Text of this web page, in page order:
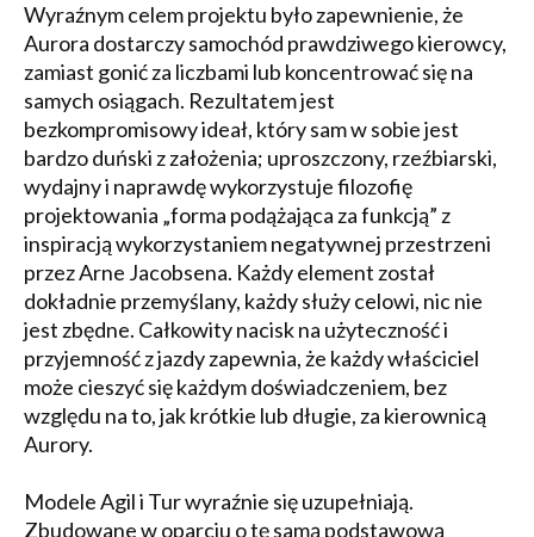
Wyraźnym celem projektu było zapewnienie, że
Aurora dostarczy samochód prawdziwego kierowcy,
zamiast gonić za liczbami lub koncentrować się na
samych osiągach. Rezultatem jest
bezkompromisowy ideał, który sam w sobie jest
bardzo duński z założenia; uproszczony, rzeźbiarski,
wydajny i naprawdę wykorzystuje filozofię
projektowania „forma podążająca za funkcją” z
inspiracją wykorzystaniem negatywnej przestrzeni
przez Arne Jacobsena. Każdy element został
dokładnie przemyślany, każdy służy celowi, nic nie
jest zbędne. Całkowity nacisk na użyteczność i
przyjemność z jazdy zapewnia, że każdy właściciel
może cieszyć się każdym doświadczeniem, bez
względu na to, jak krótkie lub długie, za kierownicą
Aurory.
Modele Agil i Tur wyraźnie się uzupełniają.
Zbudowane w oparciu o tę samą podstawową